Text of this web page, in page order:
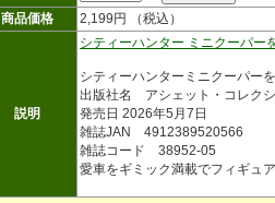
商品価格
2,199円 （税込）
説明
シティーハンター ミニクーパー
シティーハンターミニクーパー
出版社名 アシェット・コレク
発売日 2026年5月7日
雑誌JAN 4912389520566
雑誌コード 38952-05
愛車をギミック満載でフィギュ